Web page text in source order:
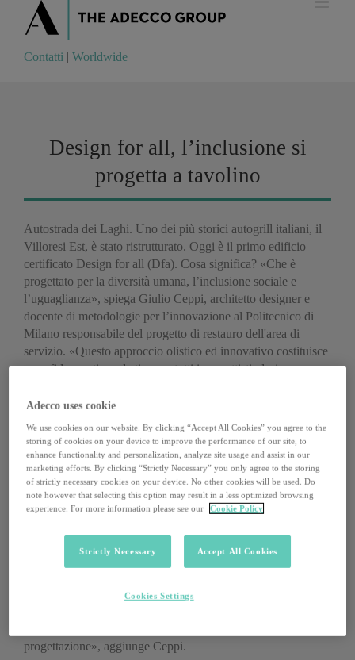
Contatti Worldwide
Contatti | Worldwide
Design for all, l’inclusione si
progetta a tavolino
Autostrada dei Laghi. Uno dei più storici autogrill italiani, il
Villoresi Est, è stato ristrutturato. Oggi è il primo edificio
certificato Design for all (Dfa). Cosa significa? «Che è
progettato per la diversità umana, l’inclusione sociale e
l’uguaglianza», spiega Giulio Ceppi, architetto designer e
docente di metodologie per l’innovazione al Politecnico di
Milano responsabile del progetto di restauro dell'area di
servizio. «Questo approccio olistico ed innovativo costituisce
una sfida creativa ed etica per tutti i progettisti, designer e
consentire a tutte le persone di avere pari opportunità di
partecipazione in ogni aspetto della società
[legacy-picture caption=”L’autogrill Villoresi Est sulla
Milano Laghi” image=”35a32c7b-cf04-4455-940e-
0c20abb79529″ align=””]
Per raggiungere l’obiettivo, l’ambiente costruito, gli oggetti
essere utilizzati da persone, deve essere accessibile,
le esigenze. «La pratica del Design for All fa uso cosciente
progettazione», aggiunge Ceppi.
Adecco uses cookie
We use cookies on our website. By clicking “Accept All Cookies” you agree to the
storing of cookies on your device to improve the performance of our site, to
enhance functionality and personalization, analyze site usage and assist in our
marketing efforts. By clicking “Strictly Necessary” you only agree to the storing
of strictly necessary cookies on your device. No other cookies will be used. Do
note however that selecting this option may result in a less optimized browsing
experience. For more information please see our
Cookie Policy
Strictly Necessary Accept All Cookies
Cookies Settings